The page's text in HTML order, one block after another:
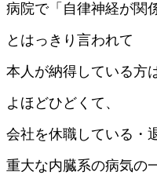
病院で「自律神経が関
とはっきり言われて
本人が納得している方
よほどひどくて、
会社を休職している・
重大な内臓系の病気の